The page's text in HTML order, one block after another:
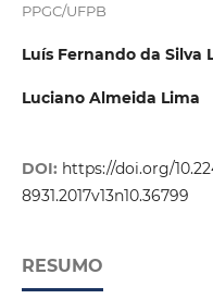
PPGC/UFPB
Luís Fernando da Silva
Luciano Almeida Lima
DOI: https://doi.org/
8931.2017v13n10.36799
RESUMO